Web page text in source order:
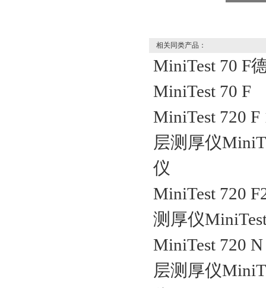
相关同类产品：
MiniTest 70 F
MiniTest 70 F
MiniTest 720
层测厚仪
仪
MiniTest 720
测厚仪
MiniTest 720
层测厚仪